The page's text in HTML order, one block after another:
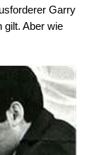
Garry
gilt. Aber wie